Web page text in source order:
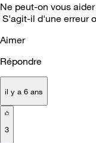
Ne peut-on vous
S'agit-il d'une erreur
Aimer
Répondre
il y a 6 ans
3